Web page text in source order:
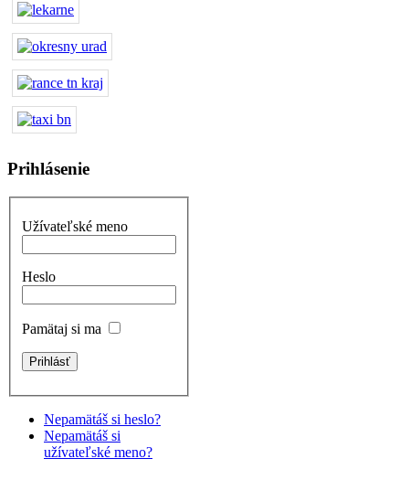
Prihlásenie
Užívateľské meno
Heslo
Pamätaj si ma
Nepamätáš si heslo?
Nepamätáš si
užívateľské meno?